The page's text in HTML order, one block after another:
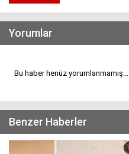
Yorumlar
Bu haber henüz yorumlanmamış...
Benzer Haberler